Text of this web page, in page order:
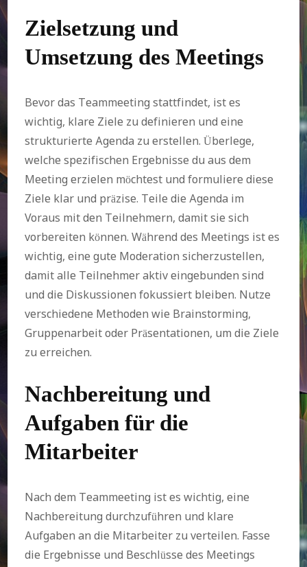
Zielsetzung und
Umsetzung des Meetings
Bevor das Teammeeting stattfindet, ist es
wichtig, klare Ziele zu definieren und eine
strukturierte Agenda zu erstellen. Überlege,
welche spezifischen Ergebnisse du aus dem
Meeting erzielen möchtest und formuliere diese
Ziele klar und präzise. Teile die Agenda im
Voraus mit den Teilnehmern, damit sie sich
vorbereiten können. Während des Meetings ist es
wichtig, eine gute Moderation sicherzustellen,
damit alle Teilnehmer aktiv eingebunden sind
und die Diskussionen fokussiert bleiben. Nutze
verschiedene Methoden wie Brainstorming,
Gruppenarbeit oder Präsentationen, um die Ziele
zu erreichen.
Nachbereitung und
Aufgaben für die
Mitarbeiter
Nach dem Teammeeting ist es wichtig, eine
Nachbereitung durchzuführen und klare
Aufgaben an die Mitarbeiter zu verteilen. Fasse
die Ergebnisse und Beschlüsse des Meetings